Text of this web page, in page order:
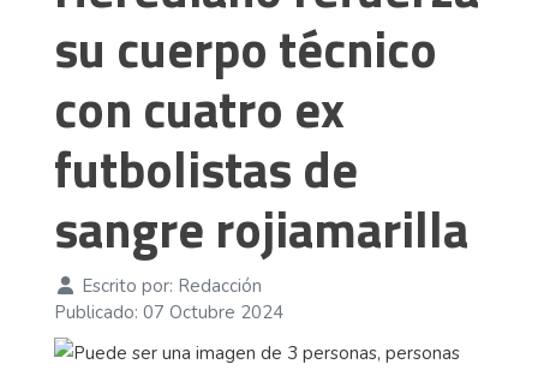
su cuerpo técnico
con cuatro ex
futbolistas de
sangre rojiamarilla
Escrito por: Redacción
Publicado: 07 Octubre 2024